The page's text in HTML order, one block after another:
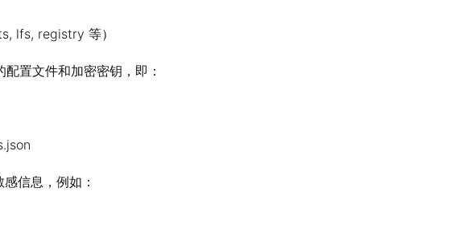
lfs, registry 等）
置文件和加密密钥，即：
信息，例如：